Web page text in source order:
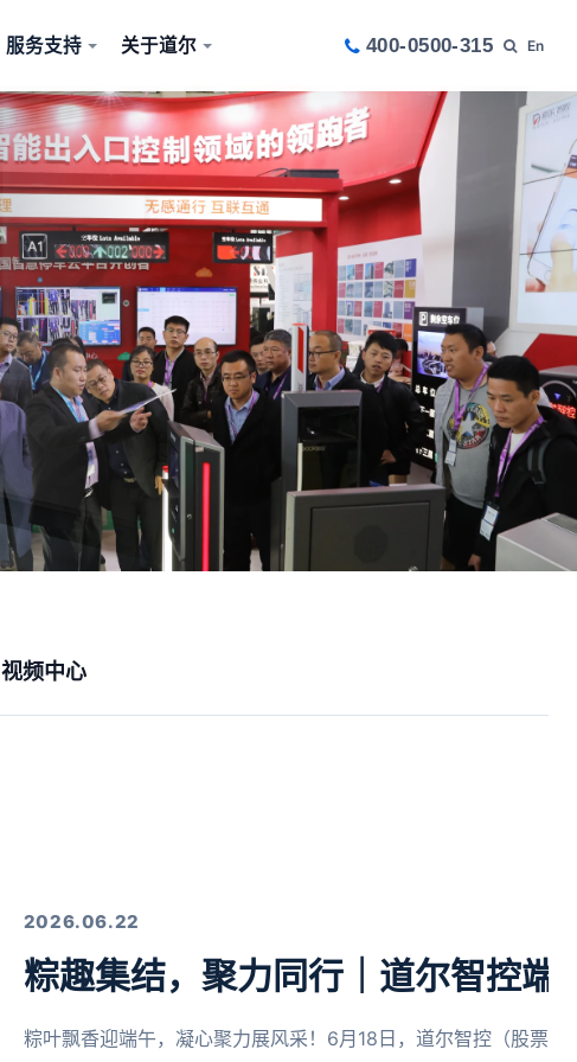
服务支持 关于道尔 400-0500-315 En
视频中心
2026.06.22
粽趣集结，聚力同行｜道尔智控端
粽叶飘香迎端午，凝心聚力展风采！6月18日，道尔智控（股票